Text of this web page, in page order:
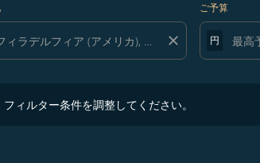
close
ご予算
円
ィルター条件を調整してください。